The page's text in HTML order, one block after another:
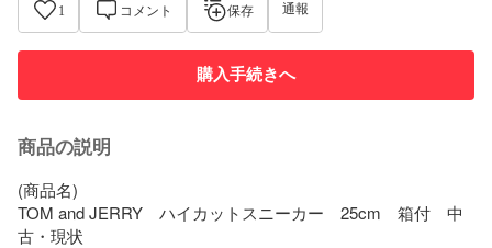
1 コメント 保存 通報
購入手続きへ
商品の説明
(商品名)
TOM and JERRY　ハイカットスニーカー　25cm　箱付　中
古・現状